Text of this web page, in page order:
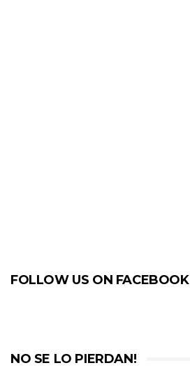
FOLLOW US ON FACEBOOK
NO SE LO PIERDAN!